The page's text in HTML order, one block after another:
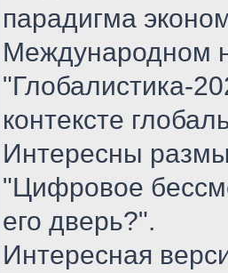
парадигма
Международном
"Глобалистика-
контексте
Интересны
"Цифровое
его дверь?".
Интересная